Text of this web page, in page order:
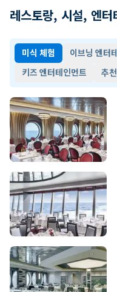
레스토랑, 시설, 엔
미식 체험 이브닝 엔터
키즈 엔터테인먼트
추